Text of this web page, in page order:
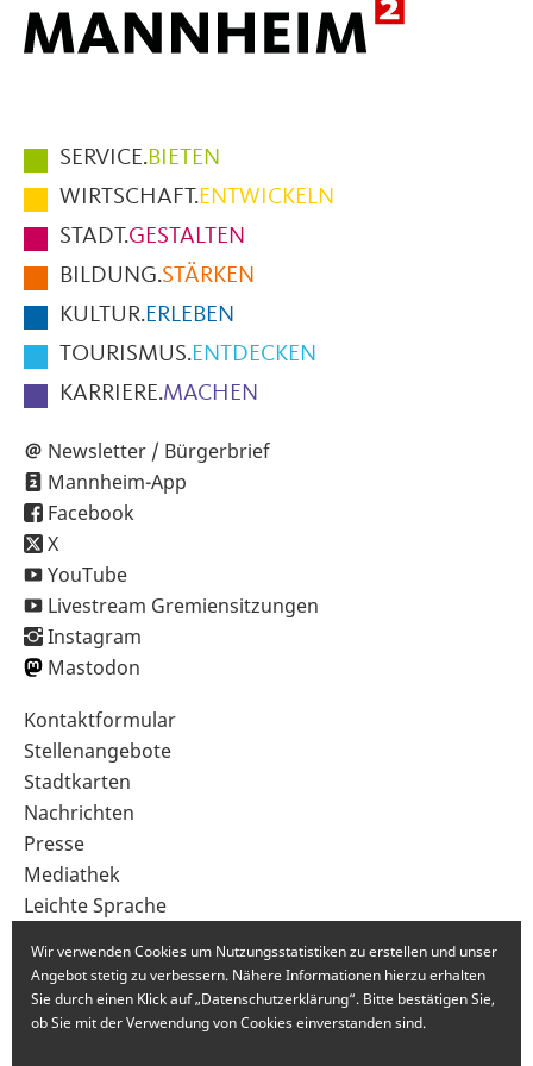
Hauptmenüpunkte
im
Fußbereich
der
Seite
SERVICE.BIETEN
WIRTSCHAFT.ENTWICKELN
STADT.GESTALTEN
BILDUNG.STÄRKEN
KULTUR.ERLEBEN
TOURISMUS.ENTDECKEN
KARRIERE.MACHEN
Newsletter / Bürgerbrief
Mannheim-App
Facebook
X
YouTube
Livestream Gremiensitzungen
Instagram
Mastodon
Sekundärnavigation
im
Fußbereich
Kontaktformular
Stellenangebote
Stadtkarten
Nachrichten
Presse
Mediathek
Leichte Sprache
Wir verwenden Cookies um Nutzungsstatistiken zu erstellen und unser
Angebot stetig zu verbessern. Nähere Informationen hierzu erhalten
Sie durch einen Klick auf „Datenschutzerklärung“. Bitte bestätigen Sie,
ob Sie mit der Verwendung von Cookies einverstanden sind.